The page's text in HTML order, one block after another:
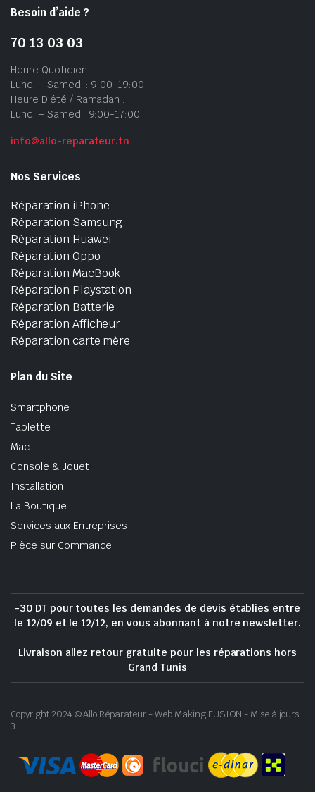
Besoin d’aide ?
70 13 03 03
Heure Quotidien :
Lundi – Samedi : 9:00-19:00
Heure D’été / Ramadan :
Lundi – Samedi: 9:00-17:00
info@allo-reparateur.tn
Nos Services
Réparation iPhone
Réparation Samsung
Réparation Huawei
Réparation Oppo
Réparation MacBook
Réparation Playstation
Réparation Batterie
Réparation Afficheur
Réparation carte mère
Plan du Site
Smartphone
Tablette
Mac
Console & Jouet
Installation
La Boutique
Services aux Entreprises
Pièce sur Commande
-30 DT pour toutes les demandes de devis établies entre
le 12/09 et le 12/12, en vous abonnant à notre newsletter.
Livraison allez retour gratuite pour les réparations hors
Grand Tunis
Copyright 2024 © Allo Réparateur - Web Making FUSION - Mise à jours
3